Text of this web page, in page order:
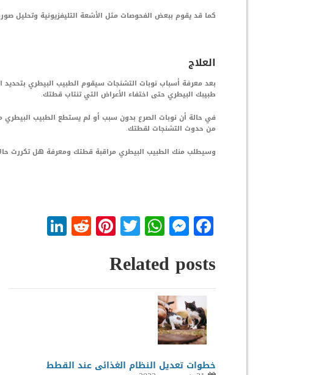
كما قد يقوم ببعض الفحوصات مثل الأشعة التليفزيونية وتحليل
العلاج
بعد معرفة أسباب نوبات التشنجات سيقوم الطبيب البيطري بتحديد
طبيبك البيطري حتى اختفاء الأعراض التي تنتاب قطتك.
في حالة أن نوبات الصرع بدون سبب أو لم يستطع الطبيب
من حدوث التشنجات لقطتك.
وسيطلب منك الطبيب البيطري مراقبة قطتك ومعرفة هل تكررت
Facebook
Messenger
WhatsApp
Twitter
Pinterest
Reddit
Related posts
خطوات تعديل النظام الغذائى عند القطط